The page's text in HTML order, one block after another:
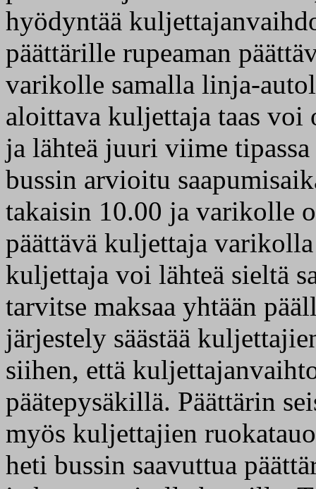
hyödyntää
päättärille rupeaman
varikolle samalla linja-
aloittava kuljettaja taas
ja lähteä juuri viime
bussin arvioitu
takaisin 10.00 ja varikolle
päättävä kuljettaja
kuljettaja voi lähteä sieltä
tarvitse maksaa yhtään
järjestely säästää
siihen, että
päätepysäkillä. Päättärin
myös kuljettajien
heti bussin saavuttua